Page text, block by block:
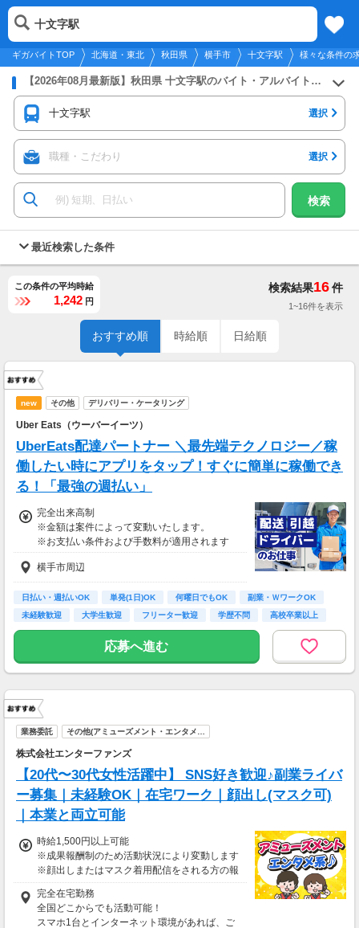
2026年8月7日更新
メニュー
ギガバイトTOP 北海道・東北 秋田県 横手市 十文字駅 様々な条件の
十文字駅
【2026年08月最新版】秋田県 十文字駅のバイト・アルバイト・パートの求人募集情報
十文字駅 選択
職種・こだわり 選択
検索
最近検索した条件
この条件の平均時給
1,242 円
検索結果16件
1~16件を表示
おすすめ順 時給順 日給順
new その他 デリバリー・ケータリング
Uber Eats（ウーバーイーツ）
UberEats配達パートナー ＼最先端テクノロジー／稼
働したい時にアプリをタップ！すぐに簡単に稼働でき
る！「最強の週払い」
完全出来高制
※金額は案件によって変動いたします。
※お支払い条件および手数料が適用されます
横手市周辺
日払い・週払いOK 単発(1日)OK 何曜日でもOK
副業・ＷワークOK
未経験歓迎
大学生歓迎 フリーター歓迎 学歴不問 高校卒業以上
応募へ進む
業務委託 その他(アミューズメント・エンタメ…
株式会社エンターファンズ
【20代〜30代女性活躍中】 SNS好き歓迎♪副業ライバ
ー募集｜未経験OK｜在宅ワーク｜顔出し(マスク可)
｜本業と両立可能
時給1,500円以上可能
※成果報酬制のため活動状況により変動します
※顔出しまたはマスク着用配信をされる方の報
酬基準となります
【収入例】
■事務職Aさん（週3日・月50時間程度）
完全在宅勤務
全国どこからでも活動可能！
スマホ1台とインターネット環境があれば、ご